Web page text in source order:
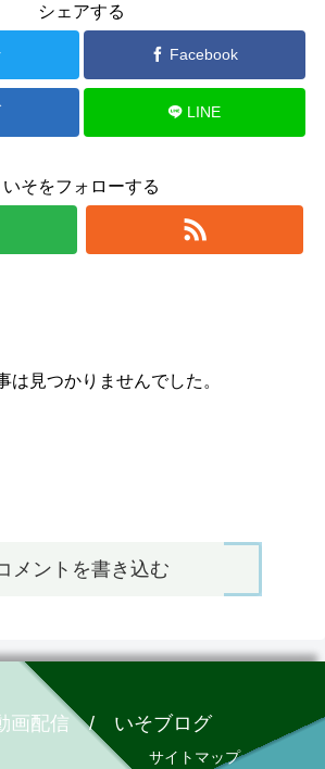
シェアする
Facebook
LINE
いそをフォローする
は見つかりませんでした。
メントを書き込む
画配信 / いそブログ
サイトマップ